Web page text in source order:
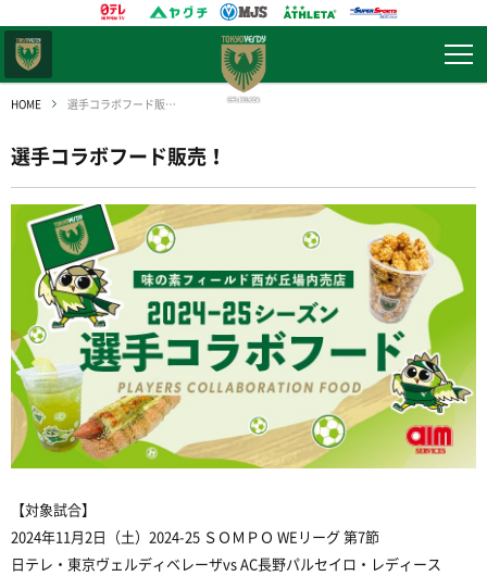
HOME 選手コラボフード販売！
選手コラボフード販売！
【対象試合】
2024年11月2日（土）2024-25 ＳＯＭＰＯ WEリーグ 第7節
日テレ・東京ヴェルディベレーザvs AC長野パルセイロ・レディース